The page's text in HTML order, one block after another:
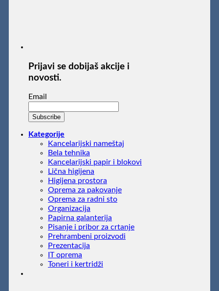
Prijavi se dobijaš akcije i
novosti.
Email
Kategorije
Kancelarijski nameštaj
Bela tehnika
Kancelarijski papir i blokovi
Lična higijena
Higijena prostora
Oprema za pakovanje
Oprema za radni sto
Organizacija
Papirna galanterija
Pisanje i pribor za crtanje
Prehrambeni proizvodi
Prezentacija
IT oprema
Toneri i kertridži